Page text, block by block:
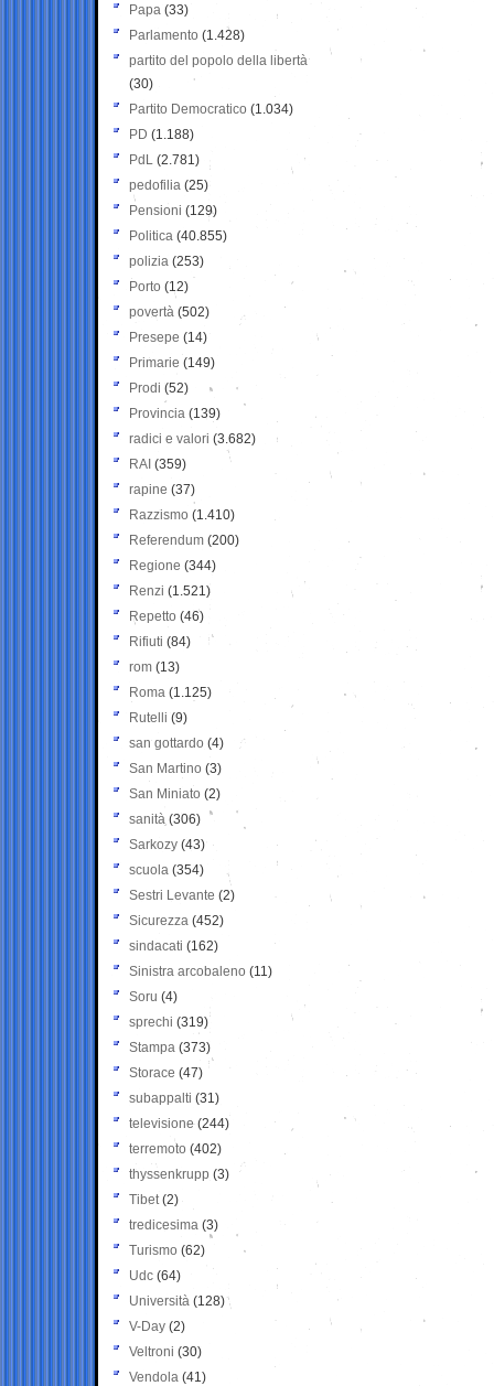
Papa (33)
Parlamento (1.428)
partito del popolo della libertà
(30)
Partito Democratico (1.034)
PD (1.188)
PdL (2.781)
pedofilia (25)
Pensioni (129)
Politica (40.855)
polizia (253)
Porto (12)
povertà (502)
Presepe (14)
Primarie (149)
Prodi (52)
Provincia (139)
radici e valori (3.682)
RAI (359)
rapine (37)
Razzismo (1.410)
Referendum (200)
Regione (344)
Renzi (1.521)
Repetto (46)
Rifiuti (84)
rom (13)
Roma (1.125)
Rutelli (9)
san gottardo (4)
San Martino (3)
San Miniato (2)
sanità (306)
Sarkozy (43)
scuola (354)
Sestri Levante (2)
Sicurezza (452)
sindacati (162)
Sinistra arcobaleno (11)
Soru (4)
sprechi (319)
Stampa (373)
Storace (47)
subappalti (31)
televisione(244)
terremoto (402)
thyssenkrupp (3)
Tibet(2)
tredicesima (3)
Turismo (62)
Udc (64)
Università (128)
V-Day (2)
Veltroni (30)
Vendola (41)